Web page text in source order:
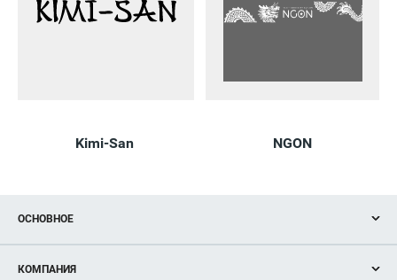
Kimi-San NGON
ОСНОВНОЕ
Новости
КОМПАНИЯ